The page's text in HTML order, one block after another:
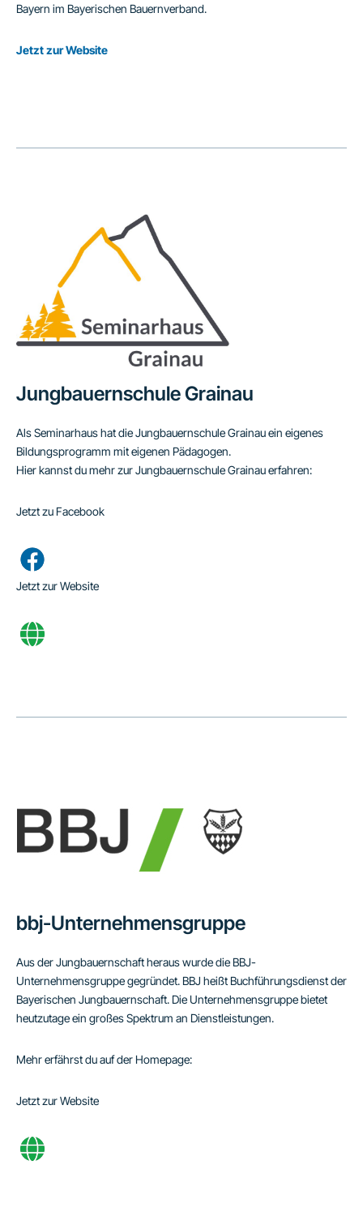
Bayern im Bayerischen Bauernverband.
Jetzt zur Website
Jungbauernschule Grainau
Als Seminarhaus hat die Jungbauernschule Grainau ein eigenes
Bildungsprogramm mit eigenen Pädagogen.
Hier kannst du mehr zur Jungbauernschule Grainau erfahren:
Jetzt zu Facebook
Jetzt zur Website
bbj-Unternehmensgruppe
Aus der Jungbauernschaft heraus wurde die BBJ-
Unternehmensgruppe gegründet. BBJ heißt Buchführungsdienst der
Bayerischen Jungbauernschaft. Die Unternehmensgruppe bietet
heutzutage ein großes Spektrum an Dienstleistungen.
Mehr erfährst du auf der Homepage:
Jetzt zur Website